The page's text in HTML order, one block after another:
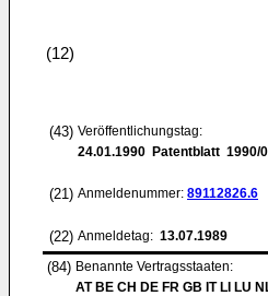
(12)
(43) Veröffentlichungstag:
24.01.1990 Patentblatt 1990/
(21) Anmeldenummer: 89112826.6
(22) Anmeldetag: 13.07.1989
(84) Benannte Vertragsstaaten:
AT BE CH DE FR GB IT LI LU